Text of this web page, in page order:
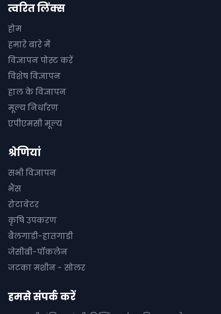
त्वरित लिंक्स
होम
हमारे बारे में
विज्ञापन पोस्ट करें
विशेष विज्ञापन
हाल के विज्ञापन
मूल्य निर्धारण
एपीएमसी मूल्य
श्रेणियां
सभी विज्ञापन
भैंस
रोटावेटर
कृषि उपकरण
बैलगाडी-हातगाडी
जेसीबी-पॉकलेन
जटका मशीन - सोलर
हमसे संपर्क करें